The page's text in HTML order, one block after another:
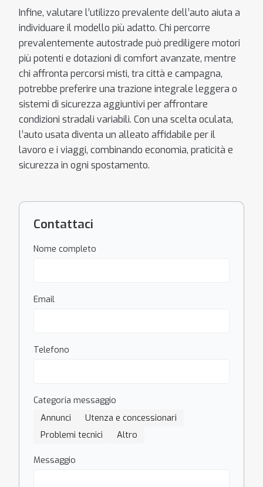
Infine, valutare l’utilizzo prevalente dell’auto aiuta a
individuare il modello più adatto. Chi percorre
prevalentemente autostrade può prediligere motori
più potenti e dotazioni di comfort avanzate, mentre
chi affronta percorsi misti, tra città e campagna,
potrebbe preferire una trazione integrale leggera o
sistemi di sicurezza aggiuntivi per affrontare
condizioni stradali variabili. Con una scelta oculata,
l’auto usata diventa un alleato affidabile per il
lavoro e i viaggi, combinando economia, praticità e
sicurezza in ogni spostamento.
Contattaci
Nome completo
Email
Telefono
Categoria messaggio
Annunci
Utenza e concessionari
Problemi tecnici
Altro
Messaggio